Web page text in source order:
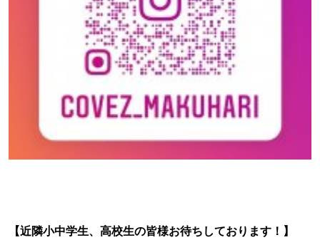
【近隣小中学生、高校生の皆様お待ちしております！】